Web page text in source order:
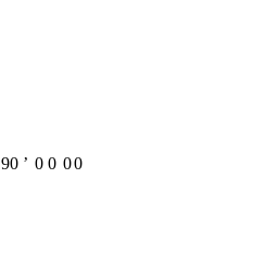
90 ʼ 0 0 00